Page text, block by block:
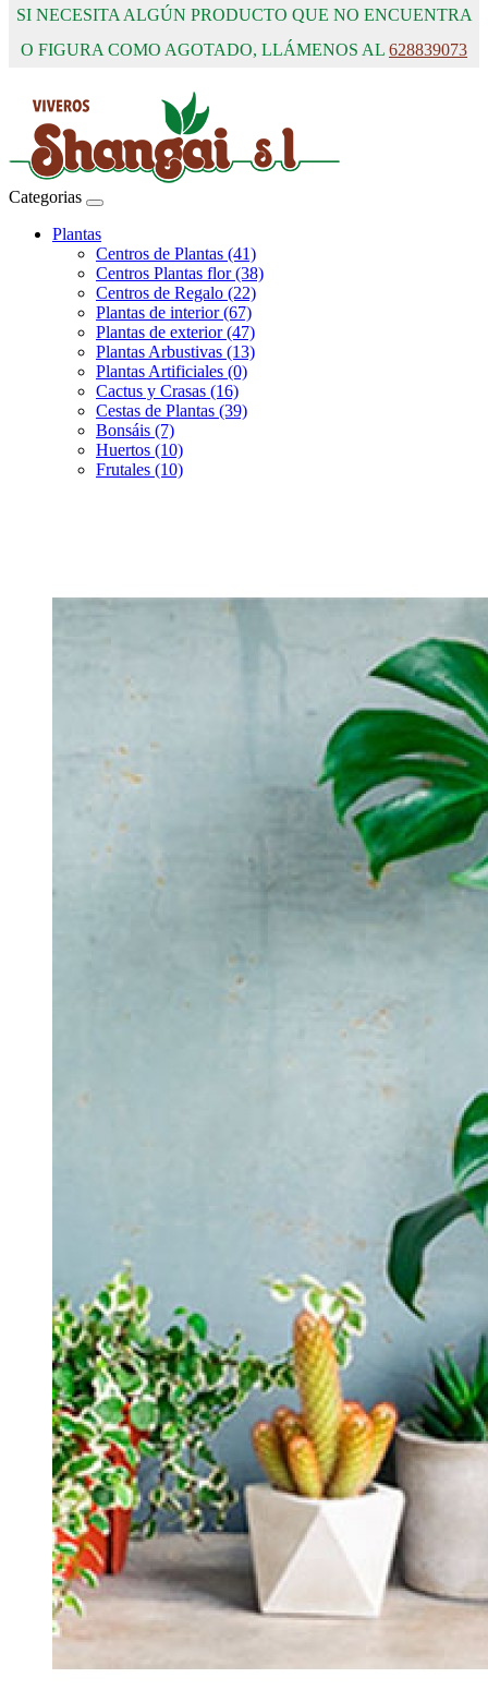
SI NECESITA ALGÚN PRODUCTO QUE NO ENCUENTRA
O FIGURA COMO AGOTADO, LLÁMENOS AL 628839073
Categorias
Plantas
Centros de Plantas (41)
Centros Plantas flor (38)
Centros de Regalo (22)
Plantas de interior (67)
Plantas de exterior (47)
Plantas Arbustivas (13)
Plantas Artificiales (0)
Cactus y Crasas (16)
Cestas de Plantas (39)
Bonsáis (7)
Huertos (10)
Frutales (10)